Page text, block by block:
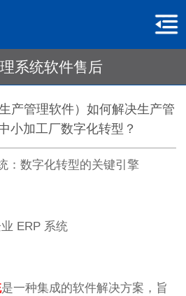
系统软件售后
产管理软件）如何解决生产管
小加工厂数字化转型？
数字化转型的关键引擎
ERP 系统
是一种集成的软件解决方案，旨